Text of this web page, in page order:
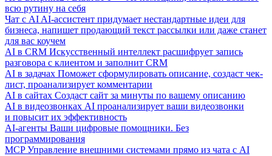
всю рутину на себя
Чат с AI AI-ассистент придумает нестандартные идеи для
бизнеса, напишет продающий текст рассылки или даже станет
для вас коучем
AI в CRM Искусственный интеллект расшифрует запись
разговора с клиентом и заполнит CRM
AI в задачах Поможет сформулировать описание, создаст чек-
лист, проанализирует комментарии
AI в сайтах Создаст сайт за минуты по вашему описанию
AI в видеозвонках AI проанализирует ваши видеозвонки
и повысит их эффективность
AI-агенты Ваши цифровые помощники. Без
программирования
MCP Управление внешними системами прямо из чата с AI